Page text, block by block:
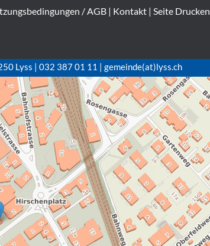
/ AGB| Kontakt| Seite Drucken
Lyss | 032 387 01 11 | gemeinde(at)lyss.ch